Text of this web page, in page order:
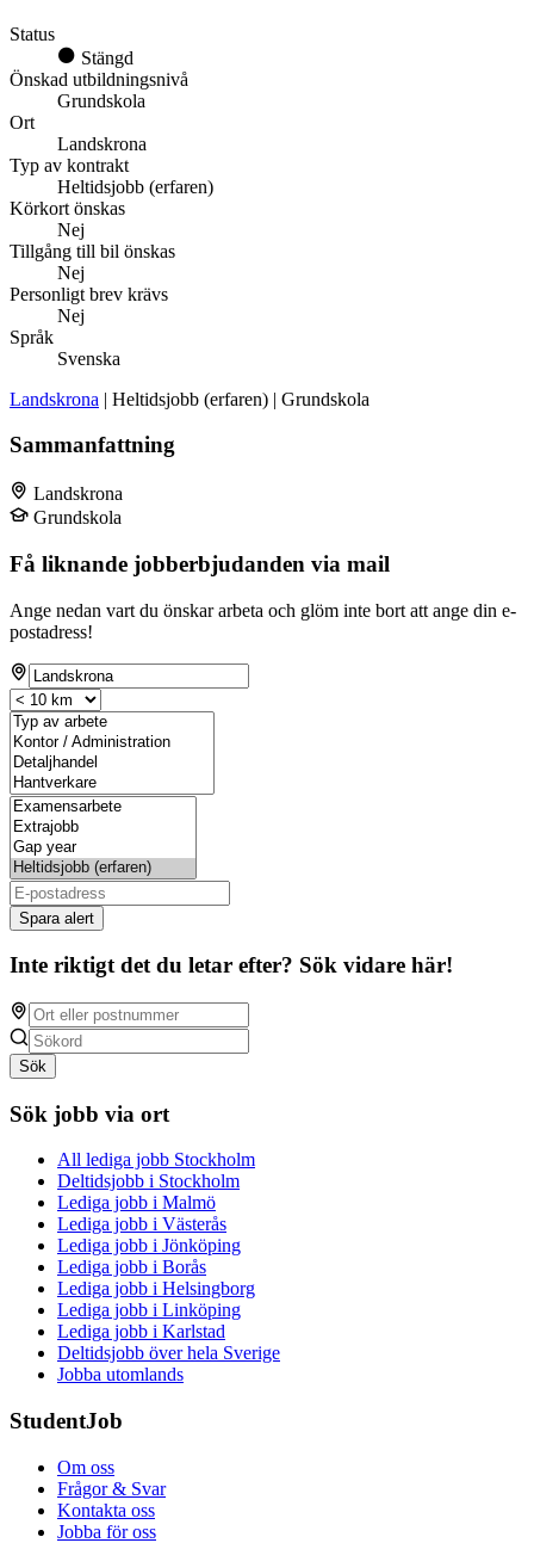
Status
Stängd
Önskad utbildningsnivå
Grundskola
Ort
Landskrona
Typ av kontrakt
Heltidsjobb (erfaren)
Körkort önskas
Nej
Tillgång till bil önskas
Nej
Personligt brev krävs
Nej
Språk
Svenska
Landskrona | Heltidsjobb (erfaren) | Grundskola
Sammanfattning
Landskrona
Grundskola
Få liknande jobberbjudanden via mail
Ange nedan vart du önskar arbeta och glöm inte bort att ange din e-
postadress!
Spara alert
Inte riktigt det du letar efter? Sök vidare här!
Sök
Sök jobb via ort
All lediga jobb Stockholm
Deltidsjobb i Stockholm
Lediga jobb i Malmö
Lediga jobb i Västerås
Lediga jobb i Jönköping
Lediga jobb i Borås
Lediga jobb i Helsingborg
Lediga jobb i Linköping
Lediga jobb i Karlstad
Deltidsjobb över hela Sverige
Jobba utomlands
StudentJob
Om oss
Frågor & Svar
Kontakta oss
Jobba för oss